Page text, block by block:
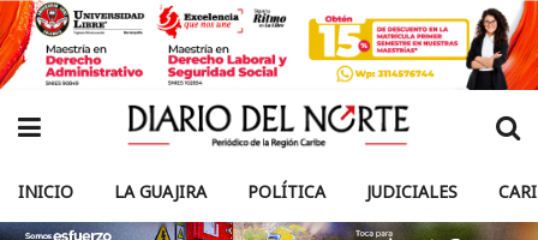
INICIO LA GUAJIRA POLÍTICA JUDICIALES